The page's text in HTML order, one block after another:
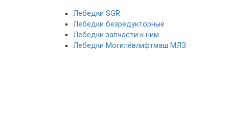
Лебедки SGR
Лебедки безредукторные
Лебедки запчасти к ним
Лебедки Могилёвлифтмаш МЛЗ